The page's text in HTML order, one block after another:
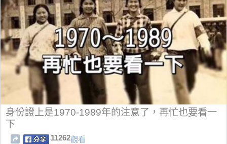
身份證上是1970-1989年的注意了，再忙也要看一
下
11262觀看